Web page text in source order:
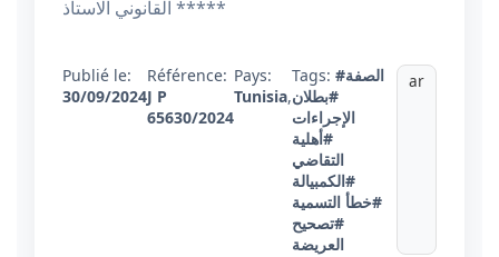
القانوني الاستاذ *****
Publié le:
30/09/2024
Référence:
J P
65630/2024
Pays:
Tunisia,
Tags:
#الصفة
#بطلان
الإجراءات
#أهلية
التقاضي
#الكمبيالة
#خطأ التسمية
#تصحيح
العريضة
ar